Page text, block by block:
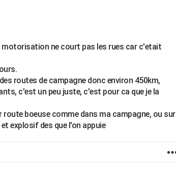
ne court pas les rues car c'etait
routes de campagne donc environ 450km,
c'est un peu juste, c'est pour ca que je la
boeuse comme dans ma campagne, ou sur
explosif des que l'on appuie